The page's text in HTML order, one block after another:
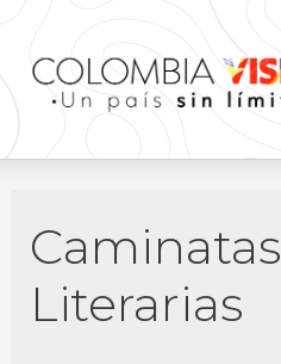
Caminatas
Literarias